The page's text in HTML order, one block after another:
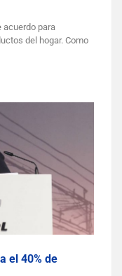
acuerdo para
del hogar. Como
el 40% de